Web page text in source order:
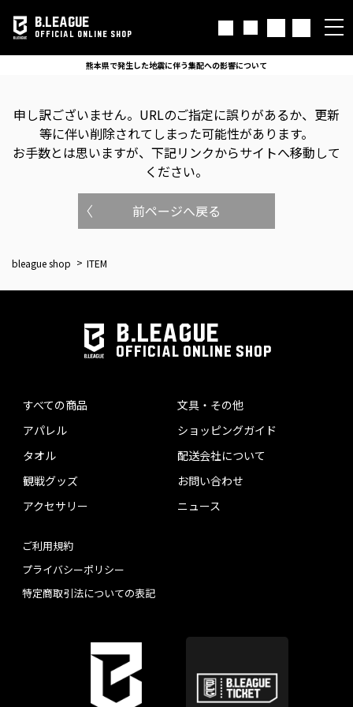
B.LEAGUE
OFFICIAL ONLINE SHOP
熊本県で発生した地震に伴う集配への影響について
申し訳ございません。 URLのご指定に誤りがあるか、更新
等に伴い削除されてしまった可能性があります。
お手数とは思いますが、下記リンクからサイトへ移動して
ください。
前ページへ戻る
bleague shop ITEM
B.LEAGUE
OFFICIAL ONLINE SHOP
すべての商品
アパレル
タオル
観戦グッズ
アクセサリー
文具・その他
ショッピングガイド
配送会社について
お問い合わせ
ニュース
ご利用規約
プライバシーポリシー
特定商取引法についての表記